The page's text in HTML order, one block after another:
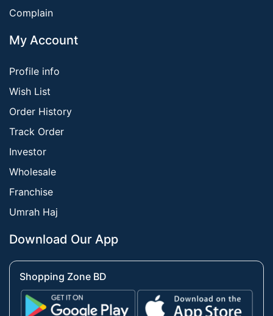
Complain
My Account
Profile info
Wish List
Order History
Track Order
Investor
Wholesale
Franchise
Umrah Haj
Download Our App
Shopping Zone BD